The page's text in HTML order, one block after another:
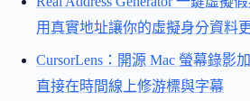
用真實地址讓你的虛擬身分資料
CursorLens：開源 Mac 螢幕錄影
直接在時間線上修游標與字幕